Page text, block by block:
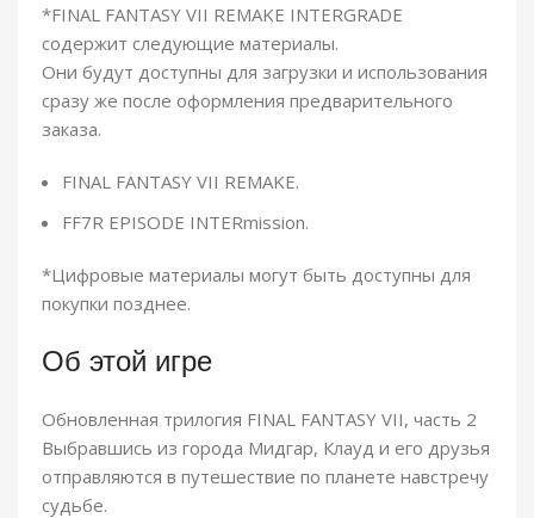
*FINAL FANTASY VII REMAKE INTERGRADE
содержит следующие материалы.
Они будут доступны для загрузки и использования
сразу же после оформления предварительного
заказа.
FINAL FANTASY VII REMAKE.
FF7R EPISODE INTERmission.
*Цифровые материалы могут быть доступны для
покупки позднее.
Об этой игре
Обновленная трилогия FINAL FANTASY VII, часть 2
Выбравшись из города Мидгар, Клауд и его друзья
отправляются в путешествие по планете навстречу
судьбе.